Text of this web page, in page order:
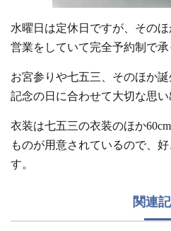
水曜日は定休日ですが、その
営業をしていて完全予約制で承
お宮参りや七五三、そのほか
記念の日に合わせて大切な思い
衣装は七五三の衣装のほか
ものが用意されているので、
す。
関連